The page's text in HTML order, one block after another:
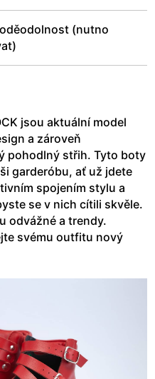
(nutno
jsou aktuální model
a zároveň
pohodlný střih. Tyto boty
garderóbu, ať už jdete
spojením stylu a
se v nich cítili skvěle.
odvážné a trendy.
svému outfitu nový